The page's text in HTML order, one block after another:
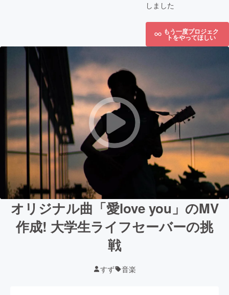
しました
もう一度プロジェク
トをやってほしい
オリジナル曲「愛love you」のMV
作成! 大学生ライフセーバーの挑
戦
すず 音楽